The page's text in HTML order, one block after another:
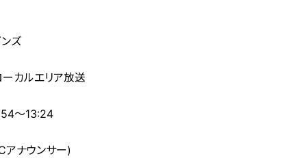
ズ
カルエリア放送
～13:24
アナウンサー)